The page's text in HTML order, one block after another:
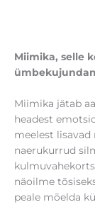
Miimika, selle
Miimika jätab
headest
meelest lisavad
naerukurrud
näoilme
peale mõelda